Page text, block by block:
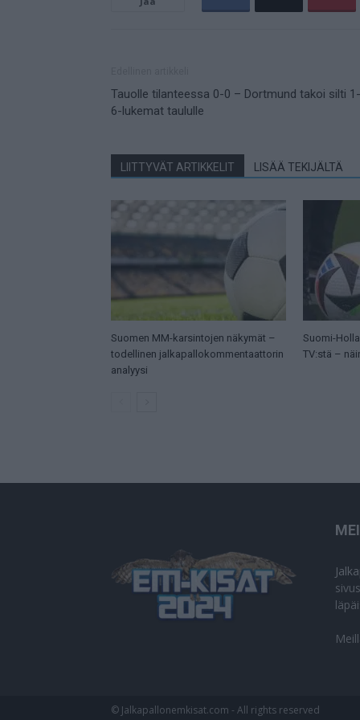
Tauolle tilanteessa 0-0 – Dortmund takoi silti 1-
6-lukemat taululle
LIITTYVÄT ARTIKKELIT LISÄÄ TEKIJÄLTÄ
Suomen MM-karsintojen näkymät –
todellinen jalkapallokommentaattorin
analyysi
Suomi-
TV:stä –
© Jalkapallonemkisat.com - All rights reserved